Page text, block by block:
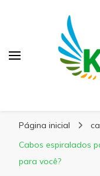
Página inicial
Cabos espiralados
para você?